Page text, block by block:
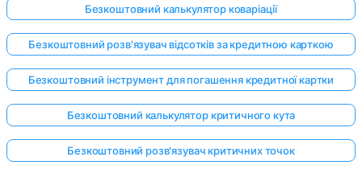
Безкоштовний калькулятор коваріації
Безкоштовний розв'язувач відсотків за кредитною карткою
Безкоштовний інструмент для погашення кредитної картки
Безкоштовний калькулятор критичного кута
Безкоштовний розв'язувач критичних точок